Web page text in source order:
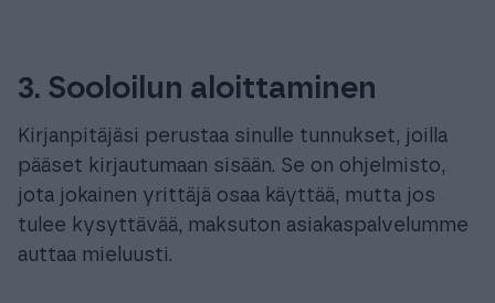
3. Sooloilun aloittaminen
Kirjanpitäjäsi perustaa sinulle tunnukset, joilla
pääset kirjautumaan sisään. Se on ohjelmisto,
jota jokainen yrittäjä osaa käyttää, mutta jos
tulee kysyttävää, maksuton asiakaspalvelumme
auttaa mieluusti.